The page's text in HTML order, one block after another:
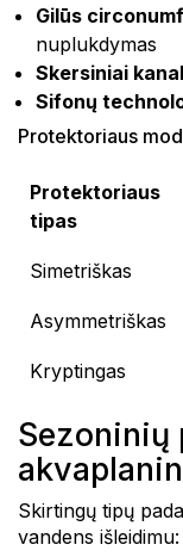
Gilūs
nuplukdymas
Skersiniai
Sifonų
Protektoriaus
Protektoriaus
tipas
Simetriškas
Asymmetriškas
Kryptingas
Sezoninių
Skirtingų tipų
vandens išleidimu: